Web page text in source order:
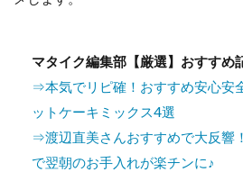
マタイク編集部【厳選】おすすめ
⇒本気でリピ確！おすすめ安心安
ットケーキミックス4選
⇒渡辺直美さんおすすめで大反響
で翌朝のお手入れが楽チンに♪